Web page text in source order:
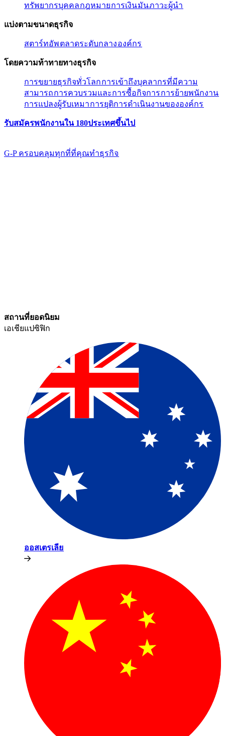
ทรัพยากรบุคคล​​กฎหมาย​​การเงิน​​มัน​​ภาวะผู้นํา​​
แบ่งตามขนาดธุรกิจ​​
สตาร์ทอัพ​​ตลาดระดับกลาง​​องค์กร​​
โดยความท้าทายทางธุรกิจ​​
การขยายธุรกิจทั่วโลก​​การเข้าถึงบุคลากรที่มีความ
สามารถ​​การควบรวมและการซื้อกิจการ​​การย้ายพนักงาน​​
การแปลงผู้รับเหมา​​การยุติการดำเนินงานขององค์กร​​
รับสมัครพนักงานใน 180ประเทศขึ้นไป​​
G-P ครอบคลุมทุกที่ที่คุณทําธุรกิจ​​
สถานที่ยอดนิยม​​
เอเชียแปซิฟิก​​
ออสเตรเลีย​​